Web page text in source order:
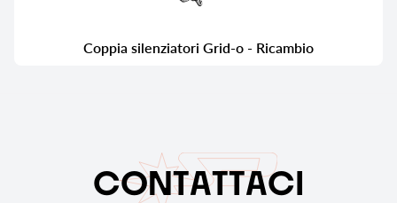
Coppia silenziatori Grid-o - Ricambio
CONTATTACI